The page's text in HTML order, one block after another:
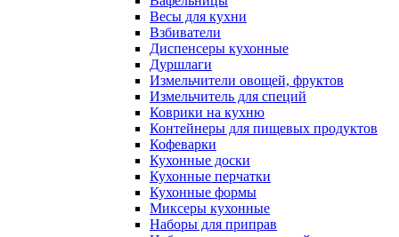
Весы для кухни
Взбиватели
Диспенсеры кухонные
Дуршлаги
Измельчители овощей, фруктов
Измельчитель для специй
Коврики на кухню
Контейнеры для пищевых продуктов
Кофеварки
Кухонные доски
Кухонные перчатки
Кухонные формы
Миксеры кухонные
Наборы для приправ